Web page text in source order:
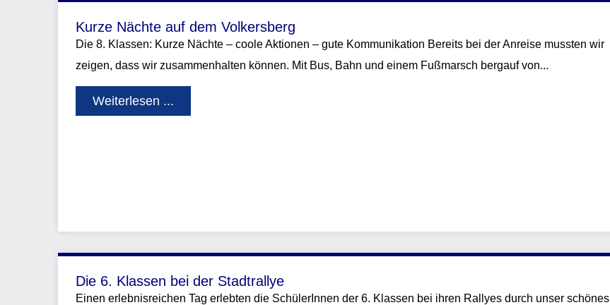
Kurze Nächte auf dem Volkersberg
Die 8. Klassen: Kurze Nächte – coole Aktionen – gute Kommunikation Bereits bei der Anreise mussten wir
zeigen, dass wir zusammenhalten können. Mit Bus, Bahn und einem Fußmarsch bergauf von...
Weiterlesen ...
Die 6. Klassen bei der Stadtrallye
Einen erlebnisreichen Tag erlebten die SchülerInnen der 6. Klassen bei ihren Rallyes durch unser schönes